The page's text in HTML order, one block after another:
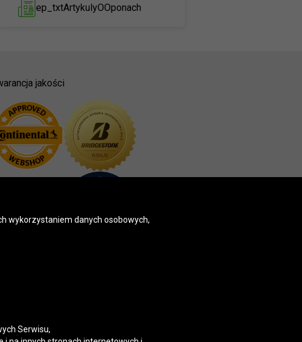
ep_txtArtykulyOOponach
jakości
wykorzystaniem danych osobowych,
Serwisu,